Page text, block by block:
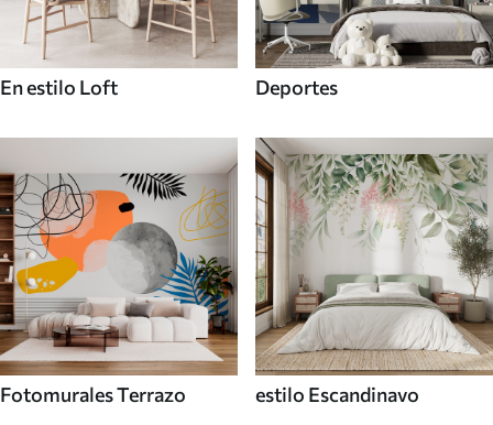
En estilo Loft Deportes
Fotomurales Terrazo estilo Escandinavo